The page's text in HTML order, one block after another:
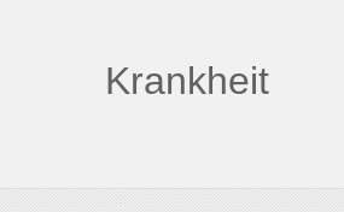
Krankheit